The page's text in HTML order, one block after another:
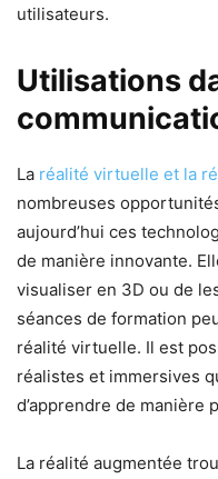
utilisateurs.
Utilisations
La réalité virtuelle et la
nombreuses
aujourd’hui ces
de manière innovante.
visualiser en 3D ou de
séances de formation
réalité virtuelle. Il est
réalistes et immersives
d’apprendre de manière
La réalité augmentée